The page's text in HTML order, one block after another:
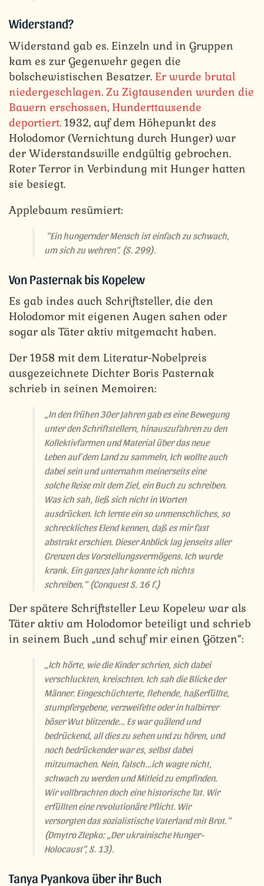
Widerstand?
Widerstand gab es. Einzeln und in Gruppen
kam es zur Gegenwehr gegen die
bolschewistischen Besatzer. Er wurde brutal
niedergeschlagen. Zu Zigtausenden wurden die
Bauern erschossen, Hunderttausende
deportiert. 1932, auf dem Höhepunkt des
Holodomor (Vernichtung durch Hunger) war
der Widerstandswille endgültig gebrochen.
Roter Terror in Verbindung mit Hunger hatten
sie besiegt.
Applebaum resümiert:
“Ein hungernder Mensch ist einfach zu schwach,
um sich zu wehren“.(S. 299).
Von Pasternak bis Kopelew
Es gab indes auch Schriftsteller, die den
Holodomor mit eigenen Augen sahen oder
sogar als Täter aktiv mitgemacht haben.
Der 1958 mit dem Literatur-Nobelpreis
ausgezeichnete Dichter Boris Pasternak
schrieb in seinen Memoiren:
„In den frühen 30er Jahren gab es eine Bewegung
unter den Schriftstellern, hinauszufahren zu den
Kollektivfarmen und Material über das neue
Leben auf dem Land zu sammeln, Ich wollte auch
dabei sein und unternahm meinerseits eine
solche Reise mit dem Ziel, ein Buch zu schreiben.
Was ich sah, ließ sich nicht in Worten
ausdrücken. Ich lernte ein so unmenschliches, so
schreckliches Elend kennen, daß es mir fast
abstrakt erschien. Dieser Anblick lag jenseits aller
Grenzen des Vorstellungsvermögens. Ich wurde
krank. Ein ganzes Jahr konnte ich nichts
schreiben.“(Conquest S. 16 f.)
Der spätere Schriftsteller Lew Kopelew war als
Täter aktiv am Holodomor beteiligt und schrieb
in seinem Buch „und schuf mir einen Götzen“:
„Ich hörte, wie die Kinder schrien, sich dabei
verschluckten, kreischten. Ich sah die Blicke der
Männer. Eingeschüchterte, flehende, haßerfüllte,
stumpfergebene, verzweifelte oder in halbirrer
böser Wut blitzende… Es war quälend und
bedrückend, all dies zu sehen und zu hören, und
noch bedrückender war es, selbst dabei
mitzumachen. Nein, falsch…ich wagte nicht,
schwach zu werden und Mitleid zu empfinden.
Wir vollbrachten doch eine historische Tat. Wir
erfüllten eine revolutionäre Pflicht. Wir
versorgten das sozialistische Vaterland mit Brot.“
(Dmytro Zlepko: „Der ukrainische Hunger-
Holocaust“, S. 13).
Tanya Pyankova über ihr Buch